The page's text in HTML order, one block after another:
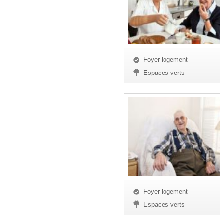
Foyer logement
Espaces verts
Foyer logement
Espaces verts